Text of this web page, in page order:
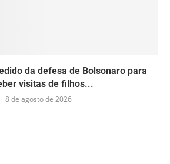
da defesa de Bolsonaro para
visitas de filhos...
8 de agosto de 2026